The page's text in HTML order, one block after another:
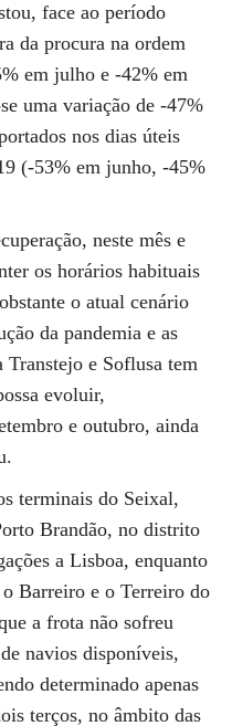
face ao período
da procura na ordem
em julho e -42% em
uma variação de -47%
nos dias úteis
(-53% em junho, -45%
neste mês e
os horários habituais
o atual cenário
da pandemia e as
Transtejo e Soflusa tem
evoluir,
e outubro, ainda
terminais do Seixal,
Brandão, no distrito
a Lisboa, enquanto
Barreiro e o Terreiro do
a frota não sofreu
navios disponíveis,
determinado apenas
terços, no âmbito das